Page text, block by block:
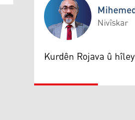
Mihemed Eli Destmalî
Nivîskar
Kurdên Rojava û